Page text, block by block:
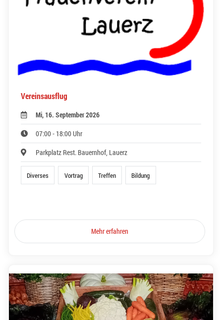
Vereinsausflug
Mi, 16. September 2026
07:00 - 18:00 Uhr
Parkplatz Rest. Bauernhof, Lauerz
Diverses Vortrag Treffen Bildung
Mehr erfahren